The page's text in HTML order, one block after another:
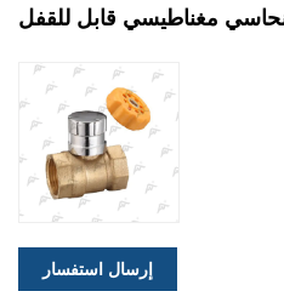
مغناطيسي قابل للقفل
إرسال استفسار